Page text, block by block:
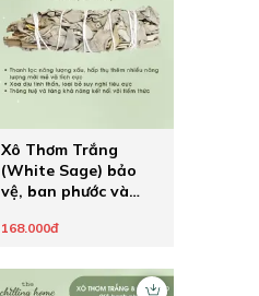
Xô Thơm Trắng
(White Sage) bảo
vệ, ban phước và
168.000đ